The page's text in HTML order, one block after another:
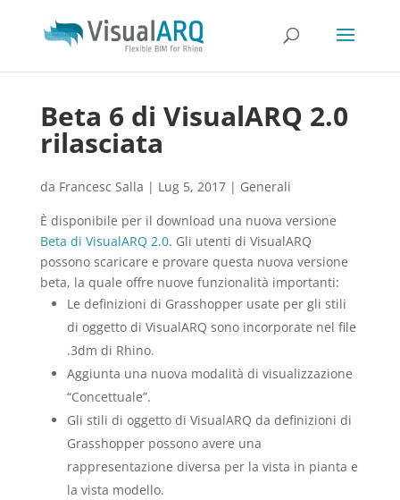
Beta 6 di VisualARQ 2.0
rilasciata
da Francesc Salla | Lug 5, 2017| Generali
È disponibile per il download una nuova versione
Beta di VisualARQ 2.0. Gli utenti di VisualARQ
possono scaricare e provare questa nuova versione
beta, la quale offre nuove funzionalità importanti:
Le definizioni di Grasshopper usate per gli stili
di oggetto di VisualARQ sono incorporate nel file
.3dm di Rhino.
Aggiunta una nuova modalità di visualizzazione
“Concettuale”.
Gli stili di oggetto di VisualARQ da definizioni di
Grasshopper possono avere una
rappresentazione diversa per la vista in pianta e
la vista modello.